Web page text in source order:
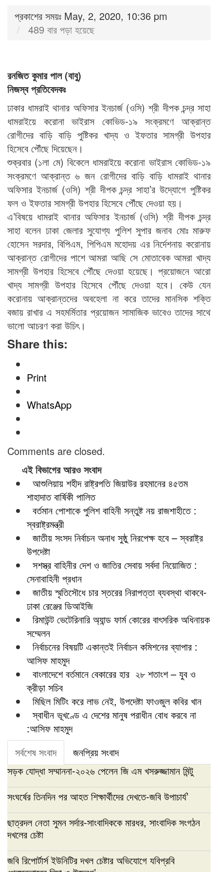
প্রকাশের সময়ঃ May, 2, 2020, 10:36 pm
489 বার পড়া হয়েছে
রনজিত কুমার পাল (বাবু)
নিজস্ব প্রতিবেদকঃ
ঢাকার ধামরাই থানার অফিসার ইনচার্জ (ওসি) শ্রী দীপক চন্দ্র সাহা
ধামরাইয়ে করোনা ভাইরাস কোভিড-১৯ সংক্রমণে আক্রান্ত
রোগীদের বাড়ি বাড়ি পুষ্টিকর খাদ্য ও ইফতার সামগ্রী উপহার
হিসেবে পৌঁছে দিয়েছেন।
শুক্রবার (১লা মে) বিকেলে ধামরাইয়ে করোনা ভাইরাস কোভিড-১৯
সংক্রমণে আক্রান্ত ৬ জন রোগীদের বাড়ি বাড়ি ধামরাই থানার
অফিসার ইনচার্জ (ওসি) শ্রী দীপক চন্দ্র সাহা’র উদ্যোগে পুষ্টিকর
ফল ও ইফতার সামগ্রী উপহার হিসেবে পৌঁছে দেওয়া হয়।
এ’বিষয়ে ধামরাই থানার অফিসার ইনচার্জ (ওসি) শ্রী দীপক চন্দ্র
সাহা বলেন ঢাকা জেলার সুযোগ্য পুলিশ সুপার জনাব মোঃ মারুফ
হোসেন সরদার, বিপিএম, পিপিএম মহোদয় এর নির্দেশনায় করোনায়
আক্রান্ত রোগীদের পাশে আমরা আছি সে মোতাবেক আমরা খাদ্য
সামগ্রী উপহার হিসেবে পৌঁছে দেওয়া হয়েছে। প্রয়োজনে আরো
খাদ্য সামগ্রী উপহার হিসেবে পৌঁছে দেওয়া হবে। কেউ যেন
করোনায় আক্রান্তদের অবহেলা না করে তাদের মানসিক শক্তি
বজায় রাখার এ সহমর্মিতার প্রয়োজন সামাজিক ভাবেও তাদের সাথে
ভালো আচরণ করা উচিৎ।
Share this:
Print
WhatsApp
Comments are closed.
এই বিভাগের আরও সংবাদ
আশুলিয়ায় শহীদ রাষ্ট্রপতি জিয়াউর রহমানের ৪৫তম
শাহাদাত বার্ষিকী পালিত
বর্তমান পোশাকে পুলিশ বাহিনী সন্তুষ্ট নয় রাজশাহীতে :
স্বরাষ্ট্রমন্ত্রী
জাতীয় সংসদ নির্বাচন অনাধ সুষ্ঠু নিরপেক্ষ হবে – স্বরাষ্ট্র
উপদেষ্টা
সশস্ত্র বাহিনীর দেশ ও জাতির সেবায় সর্বদা নিয়োজিত :
সেনাবাহিনী প্রধান
জাতীয় স্মৃতিসৌধে চার স্তরের নিরাপত্তা ব্যবস্থা থাকবে-
ঢাকা রেঞ্জের ডিআইজি
রিমাউন্ট ভেটেরিনারি অ্যান্ড ফার্ম কোরের বাৎসরিক অধিনায়ক
সম্মেলন
নির্বাচনের বিষয়টি একান্তই নির্বাচন কমিশনের ব্যাপার :
আসিফ মাহমুদ
বাংলাদেশে বর্তমানে বেকারের হার ২৮ শতাংশ – যুব ও
ক্রীড়া সচিব
মিছিল মিটিং করে লাভ নেই, উপদেষ্টা ফাওজুল কবির খান
স্বাধীন ভূখণ্ডে এ দেশের মানুষ পরাধীন বোধ করবে না
:আসিফ মাহমুদ
সর্বশেষ সংবাদ
জনপ্রিয় সংবাদ
সড়ক যোদ্ধা সম্মাননা-২০২৬ পেলেন জি এম খসরুজ্জামান মিন্টু
সংঘর্ষের তিনদিন পর আহত শিক্ষার্থীদের দেখতে-জবি উপাচার্য’
ছাত্রদল নেতা সুমন সর্দার-সাংবাদিককে মারধর, সাংবাদিক সংগঠন
দখলের চেষ্টা
জবি রিপোর্টার্স ইউনিটির দখল চেষ্টার অভিযোগে যবিপ্রবি